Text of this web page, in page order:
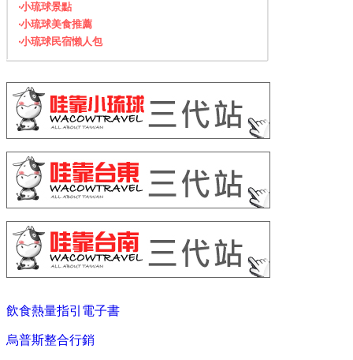
‧小琉球景點
‧小琉球美食推薦
‧小琉球民宿懶人包
飲食熱量指引電子書
烏普斯整合行銷